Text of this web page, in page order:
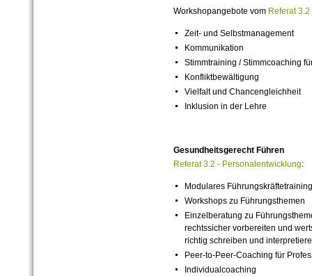
Workshopangebote vom Referat 3.2
Zeit- und Selbstmanagement
Kommunikation
Stimmtraining / Stimmcoaching
Konfliktbewältigung
Vielfalt und Chancengleichheit
Inklusion in der Lehre
Gesundheitsgerecht Führen
Referat 3. 2 - Personalentwicklung:
Modulares Führungskräftetraining
Workshops zu Führungsthemen
Einzelberatung zu
rechtssicher vorbereiten und
richtig schreiben und
Peer-to-Peer-Coaching für
Individualcoaching